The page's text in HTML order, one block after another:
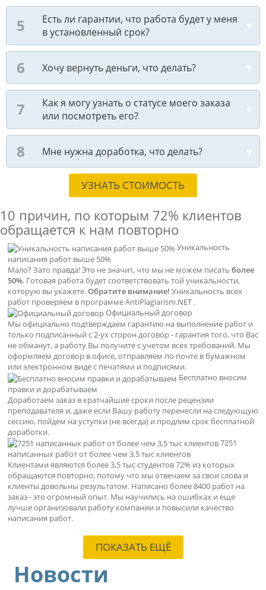
Есть ли гарантии, что работа будет у меня
в установленный срок?
Хочу вернуть деньги, что делать?
Как я могу узнать о статусе моего заказа
или посмотреть его?
Мне нужна доработка, что делать?
УЗНАТЬ СТОИМОСТЬ
10 причин, по которым 72% клиентов
обращается к нам повторно
Уникальность
написания работ выше 50%
Мало? Зато правда! Это не значит, что мы не можем писать более
50%. Готовая работа будет соответствовать той уникальности,
которую вы укажете.Обратите внимание! Уникальность всех
работ проверяем в программе AntiPlagiarism.NET .
Официальный договор
Мы официально подтверждаем гарантию на выполнение работ и
только подписанный с 2-ух сторон договор - гарантия того, что Вас
не обманут, а работу Вы получите с учетом всех требований. Мы
оформляем договор в офисе, отправляем по почте в бумажном
или электронном виде с печатями и подписями.
Бесплатно вносим
правки и дорабатываем
Доработаем заказ в кратчайшие сроки после рецензии
преподавателя и, даже если Вашу работу перенесли на следующую
сессию, пойдем на уступки (не всегда) и продлим срок бесплатной
доработки.
7251
написанных работ от более чем 3,5 тыс клиентов
Клиентами являются более 3,5 тыс студентов 72% из которых
обращаются повторно, потому что мы отвечаем за свои слова и
клиенты довольны результатом. Написано более 8400 работ на
заказ - это огромный опыт. Мы научились на ошибках и еще
лучше организовали работу компании и повысили качество
написания работ.
ПОКАЗАТЬ ЕЩЁ
Новости